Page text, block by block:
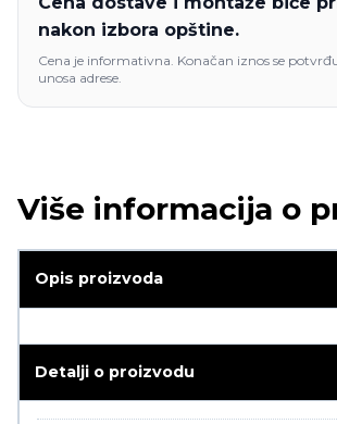
nakon izbora opštine.
Cena je informativna. Konačan iznos se
unosa adrese.
Više informacija o
Opis proizvoda
Detalji o proizvodu